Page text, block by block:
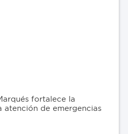
fortalece la
atención de emergencias